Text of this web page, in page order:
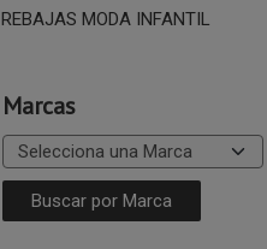
REBAJAS MODA INFANTIL
Marcas